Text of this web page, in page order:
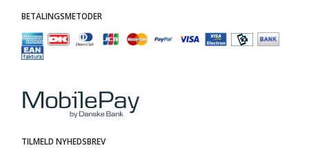
BETALINGSMETODER
TILMELD NYHEDSBREV